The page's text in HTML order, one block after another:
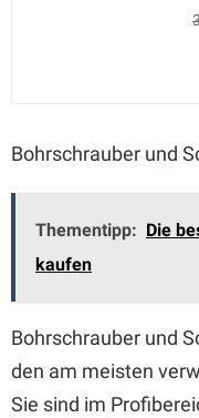
Bohrschrauber und
Thementipp: Die
kaufen
Bohrschrauber und
den am meisten
Sie sind im